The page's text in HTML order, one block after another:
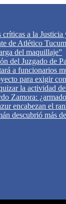
a la
de Atlético
del maquillaje”
del Juzgado de
a funcionarios
para exigir
la actividad
Zamora:
encabezan el
descubrió más